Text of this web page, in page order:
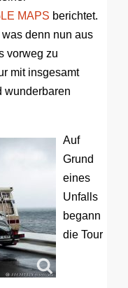
MAPS berichtet.
denn nun aus
vorweg zu
mit insgesamt
wunderbaren
Auf
Grund
eines
Unfalls
begann
die Tour